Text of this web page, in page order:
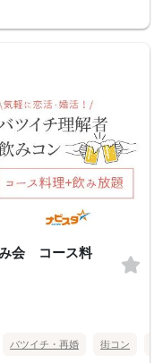
み会 コース料
バツイチ・再婚 街コン